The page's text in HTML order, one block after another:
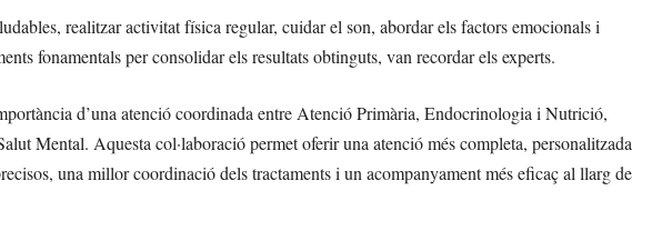
realitzar activitat física regular, cuidar el son, abordar els factors emocionals i
fonamentals per consolidar els resultats obtinguts, van recordar els experts.
d’una atenció coordinada entre Atenció Primària, Endocrinologia i Nutrició,
Mental. Aquesta col·laboració permet oferir una atenció més completa, personalitzada
una millor coordinació dels tractaments i un acompanyament més eficaç al llarg de